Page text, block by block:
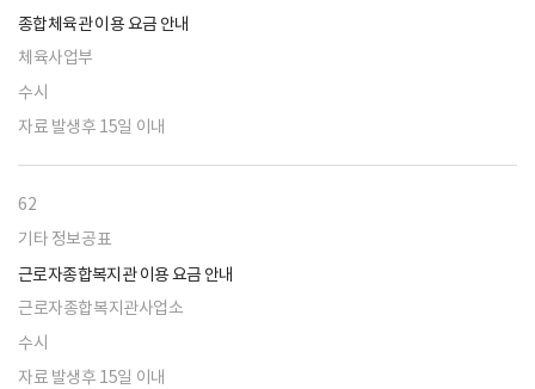
종합체육관 이용 요금 안내
체육사업부
수시
자료 발생후 15일 이내
62
기타 정보공표
근로자종합복지관 이용 요금 안내
근로자종합복지관사업소
수시
자료 발생후 15일 이내